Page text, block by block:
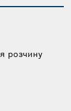
розчину